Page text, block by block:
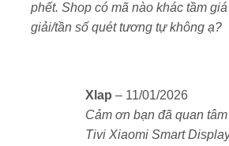
Tần số quét 144Hz + MEMC –
phết. Shop có mã nào khác tầm
giải/tần số quét tương tự không ạ?
Xlap – 11/01/2026
Cảm ơn bạn đã quan
Tivi Xiaomi Smart